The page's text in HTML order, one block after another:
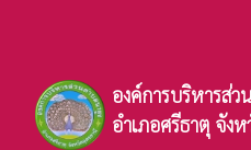
องค์การบริหารส่ว
อำเภอศรีธาตุ จัง